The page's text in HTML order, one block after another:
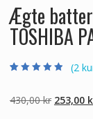
Ægte
TOSHIBA
baseret på
kundebedømme
(2
430,00kr Den
253,00